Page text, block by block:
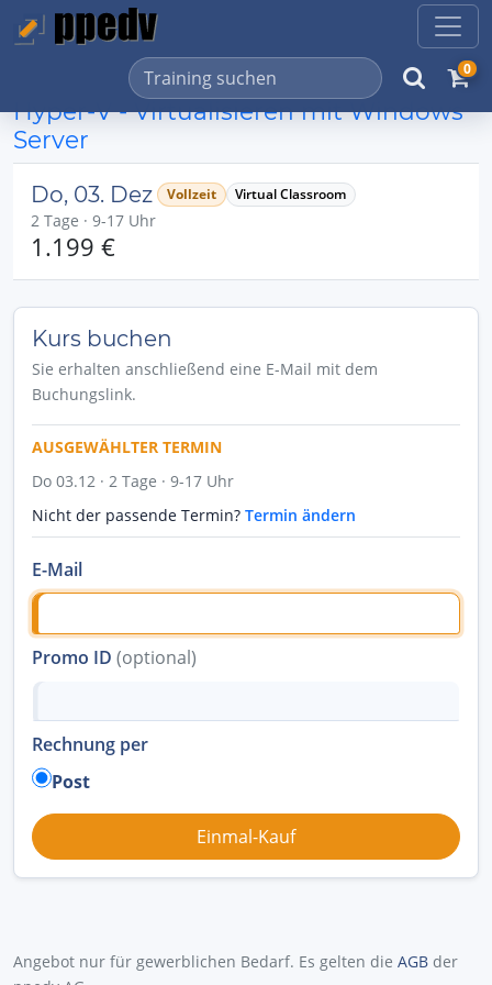
0
Hyper-V - Virtualisieren mit Windows
Server
Do, 03. Dez Vollzeit Virtual Classroom
2 Tage · 9-17 Uhr
1.199 €
Kurs buchen
Sie erhalten anschließend eine E-Mail mit dem
Buchungslink.
AUSGEWÄHLTER TERMIN
Do 03.12 · 2 Tage · 9-17 Uhr
Nicht der passende Termin? Termin ändern
E-Mail
Promo ID (optional)
Rechnung per
Post
Angebot nur für gewerblichen Bedarf. Es gelten die AGB der